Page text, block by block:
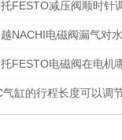
FESTO减压阀顺时针
NACHI电磁阀漏气对
FESTO电磁阀在电机
气缸的行程长度可以调